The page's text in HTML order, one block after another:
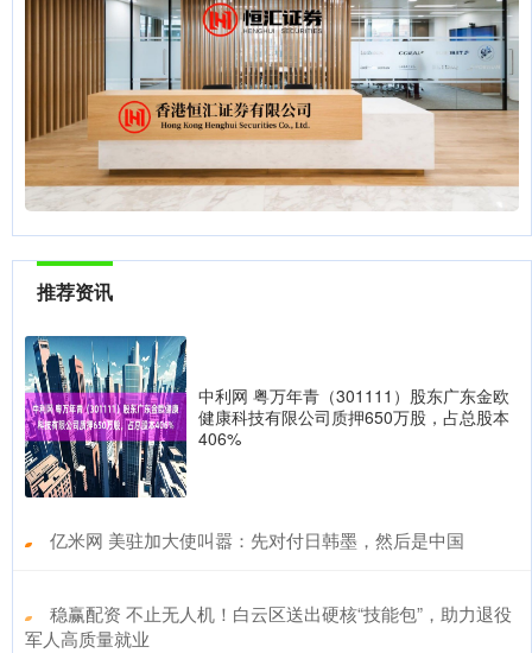
推荐资讯
中利网 粤万年青（301111）股东广东金欧
健康科技有限公司质押650万股，占总股本
406%
​亿米网 美驻加大使叫嚣：先对付日韩墨，然后是中国
​稳赢配资 不止无人机！白云区送出硬核“技能包”，助力退役
军人高质量就业